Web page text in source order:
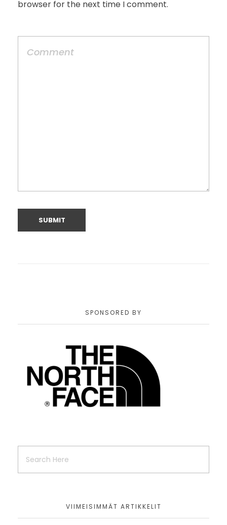
browser for the next time I comment.
SPONSORED BY
VIIMEISIMMÄT ARTIKKELIT